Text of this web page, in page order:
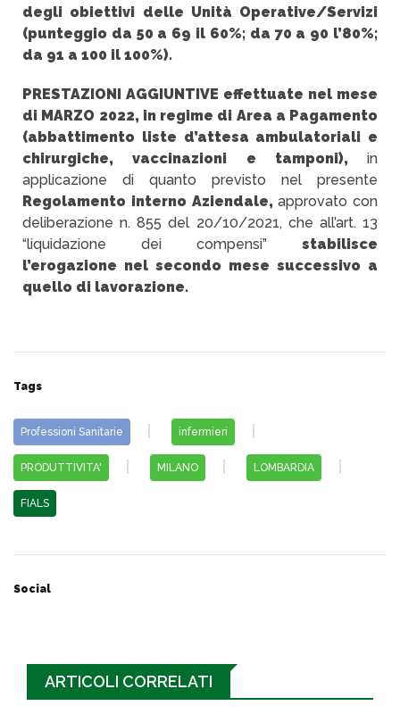
degli obiettivi delle Unità Operative/Servizi
(punteggio da 50 a 69 il 60%; da 70 a 90 l’80%;
da 91 a 100 il 100%).
PRESTAZIONI AGGIUNTIVE effettuate nel mese
di MARZO 2022, in regime di Area a Pagamento
(abbattimento liste d’attesa ambulatoriali e
chirurgiche, vaccinazioni e tamponi), in
applicazione di quanto previsto nel presente
Regolamento interno Aziendale,approvato con
deliberazione n. 855 del 20/10/2021, che all’art. 13
“liquidazione dei compensi” stabilisce
l’erogazione nel secondo mese successivo a
quello di lavorazione.
Tags
Professioni Sanitarie infermieri
PRODUTTIVITA' MILANO LOMBARDIA
FIALS
Social
ARTICOLI CORRELATI